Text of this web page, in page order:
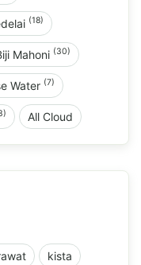
(18)
Mahoni (30)
Water (7)
All Cloud
kista